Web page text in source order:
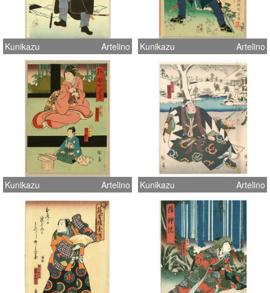
Kunikazu Artelino Kunikazu Artelino
Kunikazu Artelino Kunikazu Artelino